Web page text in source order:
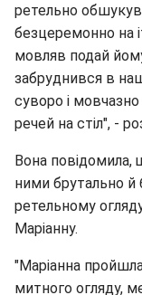
ретельно
безцеремонно на
мовляв подай
забруднився в
суворо і
речей на стіл", -
Вона повідомила,
ними брутально й
ретельному
Маріанну.
"Маріанна
митного огляду,